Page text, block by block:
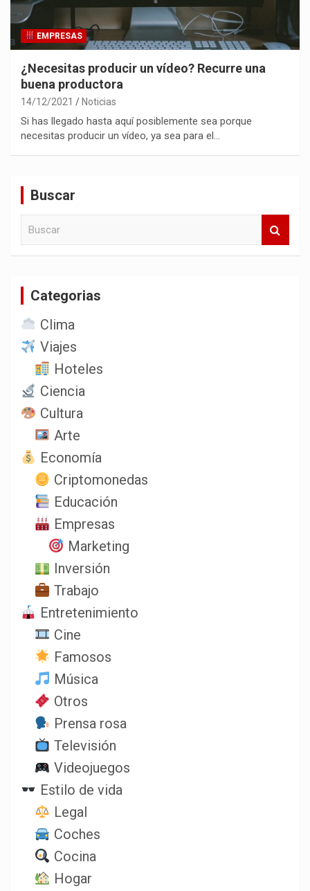
EMPRESAS
¿Necesitas producir un vídeo? Recurre una
buena productora
14/12/2021 Noticias
Si has llegado hasta aquí posiblemente sea porque
necesitas producir un vídeo, ya sea para el…
Buscar
Categorias
Clima
Viajes
Hoteles
Ciencia
Cultura
Arte
Economía
Criptomonedas
Educación
Empresas
Marketing
Inversión
Trabajo
Entretenimiento
Cine
Famosos
Música
Otros
Prensa rosa
Televisión
Videojuegos
Estilo de vida
Legal
Coches
Cocina
Hogar